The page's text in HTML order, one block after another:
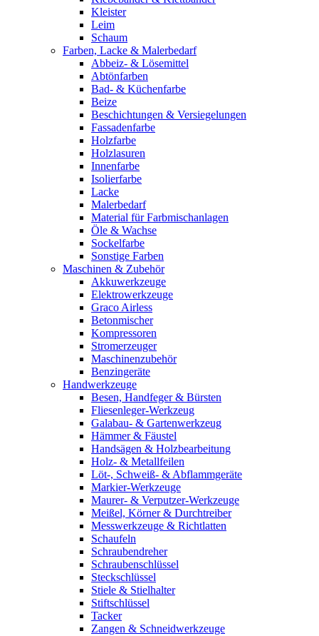
Kleister
Leim
Schaum
Farben, Lacke & Malerbedarf
Abbeiz- & Lösemittel
Abtönfarben
Bad- & Küchenfarbe
Beize
Beschichtungen & Versiegelungen
Fassadenfarbe
Holzfarbe
Holzlasuren
Innenfarbe
Isolierfarbe
Lacke
Malerbedarf
Material für Farbmischanlagen
Öle & Wachse
Sockelfarbe
Sonstige Farben
Maschinen & Zubehör
Akkuwerkzeuge
Elektrowerkzeuge
Graco Airless
Betonmischer
Kompressoren
Stromerzeuger
Maschinenzubehör
Benzingeräte
Handwerkzeuge
Besen, Handfeger & Bürsten
Fliesenleger-Werkzeug
Galabau- & Gartenwerkzeug
Hämmer & Fäustel
Handsägen & Holzbearbeitung
Holz- & Metallfeilen
Löt-, Schweiß- & Abflammgeräte
Markier-Werkzeuge
Maurer- & Verputzer-Werkzeuge
Meißel, Körner & Durchtreiber
Messwerkzeuge & Richtlatten
Schaufeln
Schraubendreher
Schraubenschlüssel
Steckschlüssel
Stiele & Stielhalter
Stiftschlüssel
Tacker
Zangen & Schneidwerkzeuge